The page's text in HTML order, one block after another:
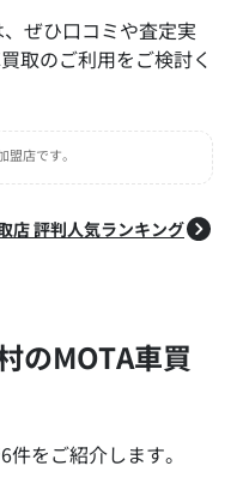
ぜひ口コミや査定実
取のご利用をご検討く
店です。
店 評判人気ランキング
のMOTA車買
をご紹介します。